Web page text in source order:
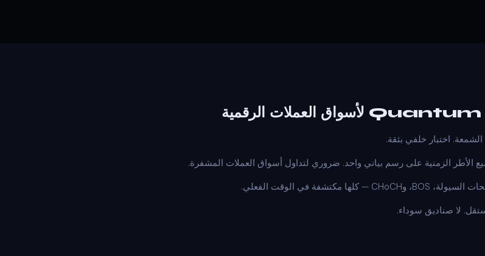
اختبار خلفي بثقة.
الأطر الزمنية على رسم بياني واحد. ضروري لتداول أسواق العملات المشفرة.
لا صناديق سوداء.